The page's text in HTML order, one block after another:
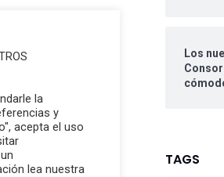
la Navidad a
Huelv...
Los
TAGS
la
y
acepta el uso
lea nuestra